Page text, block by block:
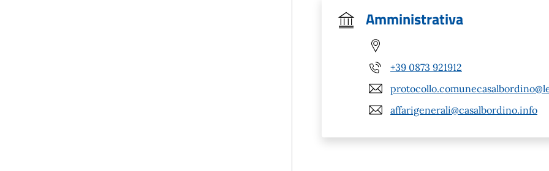
Amministrativa
+39 0873 921912
affarigenerali@casalbordino.info